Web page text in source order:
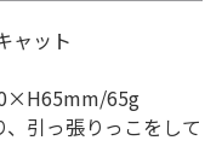
ャット
65g
、引っ張りっこをして